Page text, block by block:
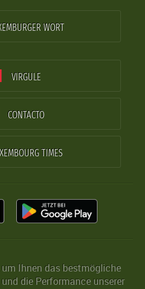
WORT
VIRGULE
CONTACTO
TIMES
um Ihnen das bestmögliche
die Performance unserer